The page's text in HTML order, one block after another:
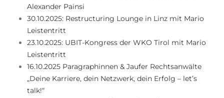
Alexander Painsi
30.10.2025: Restructuring Lounge in Linz mit Mario
Leistentritt
23.10.2025: UBIT-Kongress der WKO Tirol mit Mario
Leistentritt
16.10.2025 Paragraphinnen & Jaufer Rechtsanwälte
„Deine Karriere, dein Netzwerk, dein Erfolg – let’s
talk!“